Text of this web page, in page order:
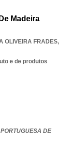
Madeira
OLIVEIRA FRADES,
e de produtos
DE